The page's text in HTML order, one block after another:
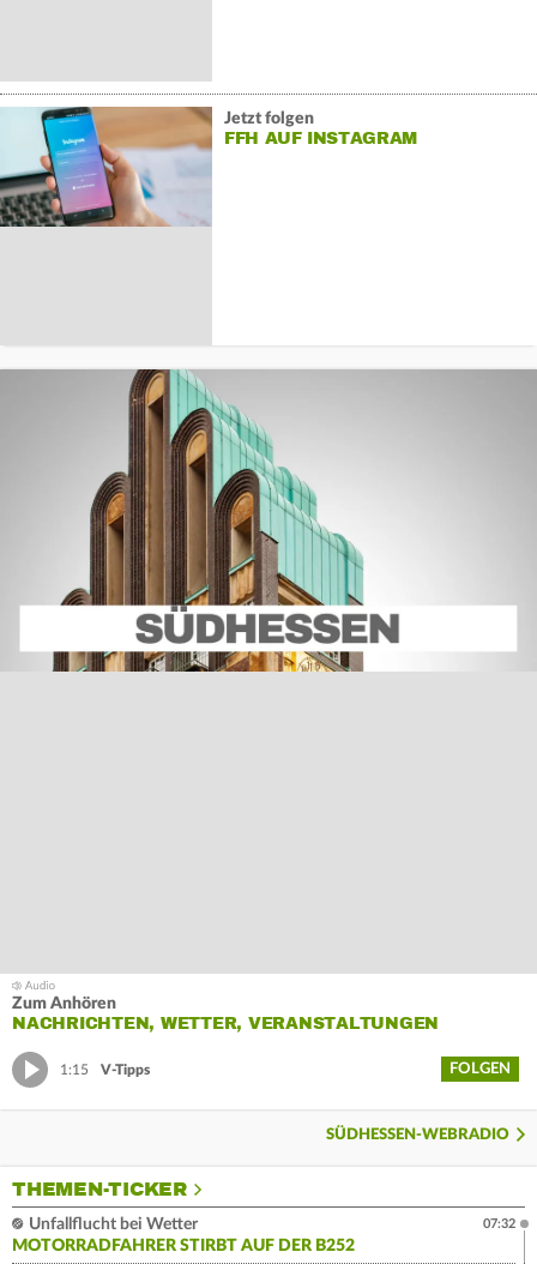
Jetzt folgen
FFH AUF INSTAGRAM
Zum Anhören
NACHRICHTEN, WETTER, VERANSTALTUNGEN
1:15 V-Tipps FOLGEN
SÜDHESSEN-WEBRADIO
THEMEN-TICKER
Unfallflucht bei Wetter
MOTORRADFAHRER STIRBT AUF DER B252
07:32